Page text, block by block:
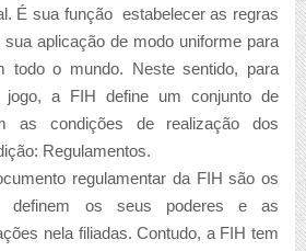
É sua função estabelecer as regras
aplicação de modo uniforme para
todo o mundo. Neste sentido, para
a FIH define um conjunto de
as condições de realização dos
Regulamentos.
regulamentar da FIH são os
definem os seus poderes e as
nela filiadas. Contudo, a FIH tem